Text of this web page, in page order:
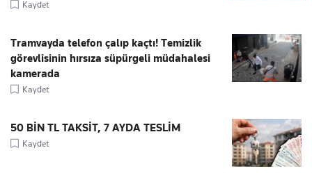
Kaydet
Tramvayda telefon çalıp kaçtı! Temizlik
görevlisinin hırsıza süpürgeli müdahalesi
kamerada
Kaydet
50 BİN TL TAKSİT, 7 AYDA TESLİM
Kaydet